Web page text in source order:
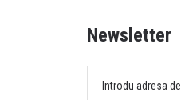
Newsletter